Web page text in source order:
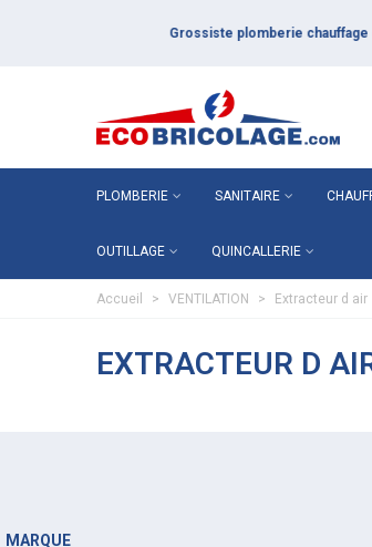
Grossiste plomberie chauffage en ligne
PLOMBERIE SANITAIRE
OUTILLAGE QUINCALLERIE
Accueil > VENTILATION > Extracteur d air
EXTRACTEUR D
MARQUE